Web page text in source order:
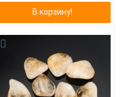
В корзину!